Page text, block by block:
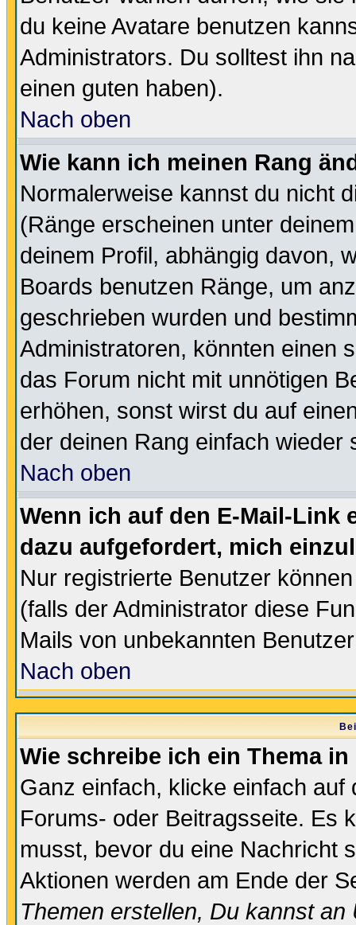
du keine Avatare benutzen
Administrators. Du solltest ihn
einen guten haben).
Nach oben
Wie kann ich meinen Rang
Normalerweise kannst du nicht
(Ränge erscheinen unter
deinem Profil, abhängig davon,
Boards benutzen Ränge, um
geschrieben wurden und
Administratoren, könnten einen
das Forum nicht mit unnötigen
erhöhen, sonst wirst du auf
der deinen Rang einfach wieder
Nach oben
Wenn ich auf den E-Mail-Link
dazu aufgefordert, mich
Nur registrierte Benutzer
(falls der Administrator diese
Mails von unbekannten
Nach oben
Wie schreibe ich ein Thema
Ganz einfach, klicke einfach
Forums- oder Beitragsseite. Es
musst, bevor du eine Nachricht
Aktionen werden am Ende der
Themen erstellen, Du kannst